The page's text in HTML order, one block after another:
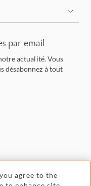
par email
actualité. Vous
désabonnez à tout
agree to the